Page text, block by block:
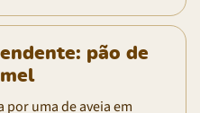
pão de
uma de aveia em